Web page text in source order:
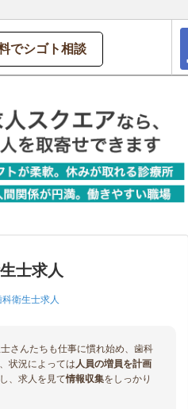
でシゴト相談
士求人
衛生士求人
さんたちも仕事に慣れ始め、歯科
状況によっては人員の増員を計画
、求人を見て情報収集をしっかり